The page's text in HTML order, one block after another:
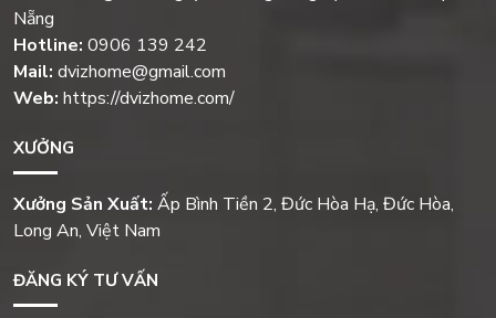
Nẵng
Hotline: 0906 139 242
Mail: dvizhome@gmail.com
Web: https://dvizhome.com/
XƯỞNG
Xưởng Sản Xuất: Ấp Bình Tiền 2, Đức Hòa Hạ, Đức Hòa,
Long An, Việt Nam
ĐĂNG KÝ TƯ VẤN